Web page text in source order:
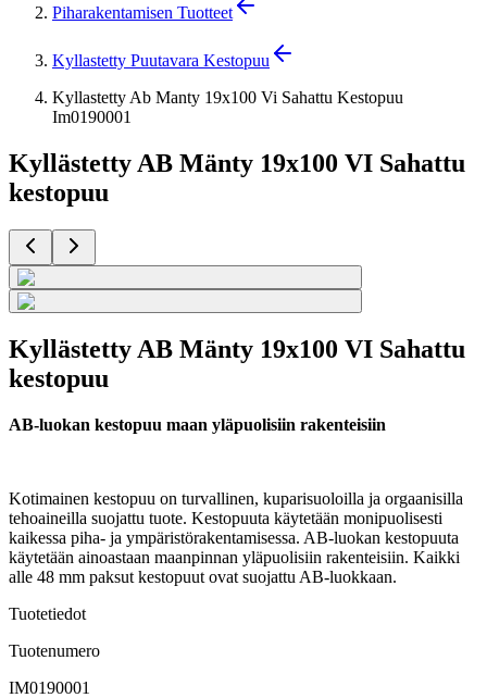
Piharakentamisen Tuotteet
Kyllastetty Puutavara Kestopuu
Kyllastetty Ab Manty 19x100 Vi Sahattu Kestopuu
Im0190001
Kyllästetty AB Mänty 19x100 VI Sahattu
kestopuu
Kyllästetty AB Mänty 19x100 VI Sahattu
kestopuu
AB-luokan kestopuu maan yläpuolisiin rakenteisiin
Kotimainen kestopuu on turvallinen, kuparisuoloilla ja orgaanisilla
tehoaineilla suojattu tuote. Kestopuuta käytetään monipuolisesti
kaikessa piha- ja ympäristörakentamisessa. AB-luokan kestopuuta
käytetään ainoastaan maanpinnan yläpuolisiin rakenteisiin. Kaikki
alle 48 mm paksut kestopuut ovat suojattu AB-luokkaan.
Tuotetiedot
Tuotenumero
IM0190001